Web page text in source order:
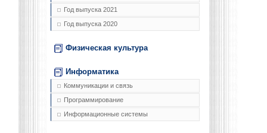
Год выпуска 2021
Год выпуска 2020
Физическая культура
Информатика
Коммуникации и связь
Программирование
Информационные системы